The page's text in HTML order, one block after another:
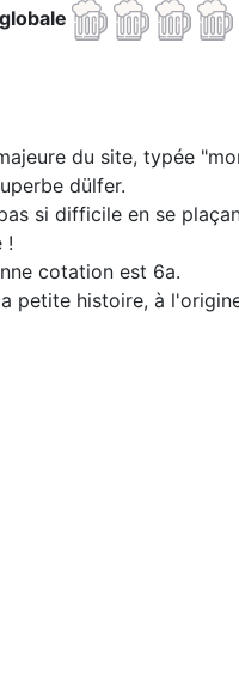
du site, typée
dülfer.
si difficile en se
!
cotation est 6a.
petite histoire, à